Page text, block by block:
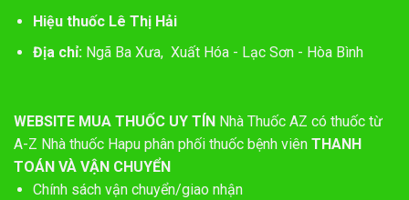
Hiệu thuốc Lê Thị Hải
Địa chỉ: Ngã Ba Xưa, Xuất Hóa - Lạc Sơn - Hòa Bình
WEBSITE MUA THUỐC UY TÍN Nhà Thuốc AZ có thuốc từ
A-Z Nhà thuốc Hapu phân phối thuốc bệnh viên THANH
TOÁN VÀ VẬN CHUYỂN
Chính sách vận chuyển/giao nhận